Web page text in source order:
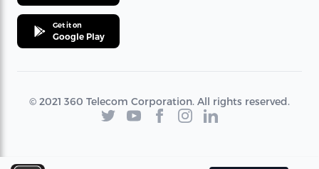
Get it on
Google Play
© 2021 360 Telecom Corporation. All rights reserved.